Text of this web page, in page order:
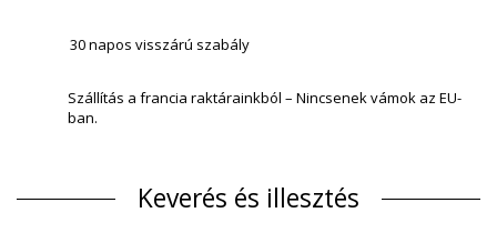
30 napos visszárú szabály
Szállítás a francia raktárainkból – Nincsenek vámok az EU-
ban.
Keverés és illesztés